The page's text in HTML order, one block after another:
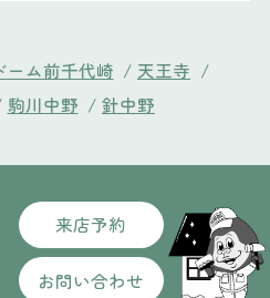
ーム前千代崎 / 天王寺 /
駒川中野 / 針中野
来店予約
お問い合わせ